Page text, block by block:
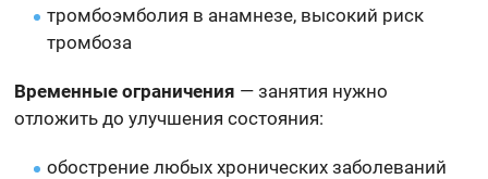
тромбоэмболия в анамнезе, высокий риск
тромбоза
Временные ограничения — занятия нужно
отложить до улучшения состояния:
обострение любых хронических заболеваний